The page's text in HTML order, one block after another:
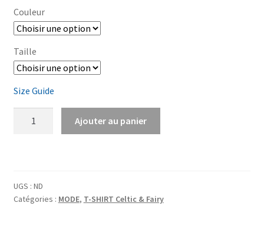
Couleur
Taille
Size Guide
GUENIEVRE
médaillon
Ajouter au panier
UGS : ND
Catégories : MODE, T-SHIRT Celtic & Fairy